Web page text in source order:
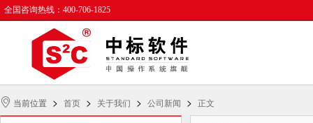
全国咨询热线：400-706-1825
当前位置 > 首页 > 关于我们 > 公司新闻 > 正文